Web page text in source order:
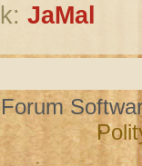
JaMal